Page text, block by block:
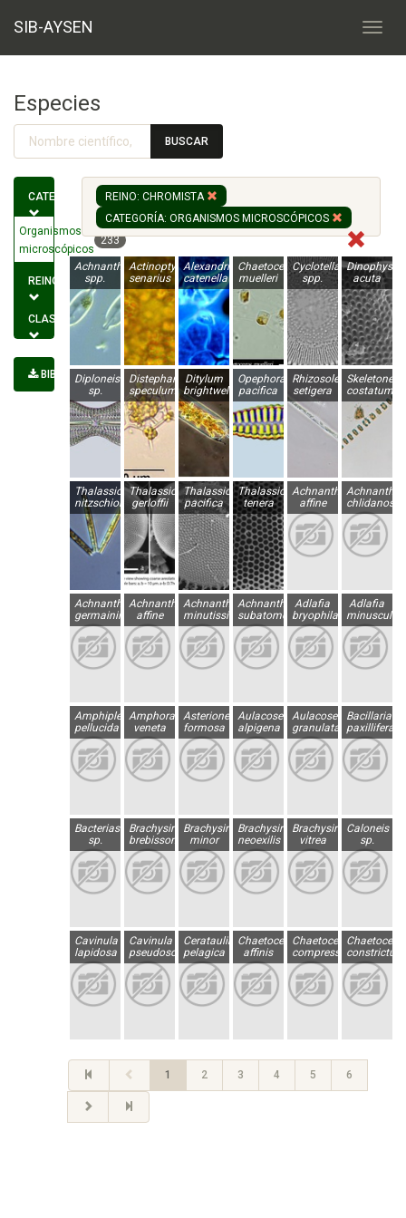
SIB-AYSEN
Especies
BUSCAR
CATEGORÍA
Organismos
microscópicos
233
REINO
CLASE
BIBLIOGRAFÍA
REINO: CHROMISTA
CATEGORÍA: ORGANISMOS MICROSCÓPICOS
Achnanthes
spp.
Actinoptychus
senarius
Alexandrium
catenella
Chaetoceros
muelleri
Cyclotella
spp.
Dinophysis
acuta
Diploneis
sp.
Distephanus
speculum
Ditylum
brightwellii
Opephora
pacifica
Rhizosolenia
setigera
costatum
Thalassionema
nitzschioides
Thalassiosira
gerloffii
Thalassiosira
pacifica
Thalassiosira
tenera
Achnanthes
affine
Achnanthes
chlidanos
Achnanthes
germainii
Achnanthidium
affine
Achnanthidium
minutissimum
Achnanthidium
subatomoides
Adlafia
bryophila
Adlafia
minuscula
Amphipleura
pellucida
Amphora
veneta
Asterionella
formosa
Aulacoseira
alpigena
Aulacoseira
granulata
Bacillaria
paxillifera
Bacteriastrum
sp.
Brachysira
brebissonii
Brachysira
minor
Brachysira
neoexilis
Brachysira
vitrea
Caloneis
sp.
Cavinula
lapidosa
Cavinula
pseudoscutiformis
Cerataulina
pelagica
Chaetoceros
affinis
Chaetoceros
compressusconstrictus
1 2 3 4 5 6